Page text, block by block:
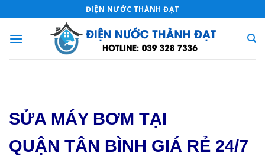
to
content
ĐIỆN NƯỚC THÀNH ĐẠT
SỬA MÁY BƠM TẠI
QUẬN TÂN BÌNH GIÁ RẺ 24/7